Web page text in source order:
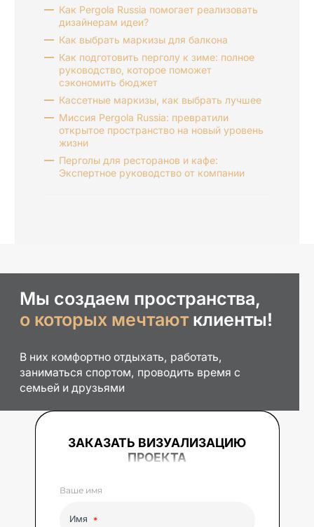
Как Pergola Russia помогает реализовать
дизайнерам идеи?
Как выбрать маркизы для балкона
Как подготовить перголу к зиме: полное
руководство, которое поможет
сэкономить бюджет
Кассетные маркизы, как выбрать лучшее
Миссия Pergola Russia: превратили
открытое пространство на новый уровень
жизни
Перголы для ресторанов и кафе:
Экспертное руководство от компании
Мы создаем пространства,
о которых мечтаютклиенты!
В них комфортно отдыхать, работать,
заниматься спортом, проводить время с
семьей и друзьями
ЗАКАЗАТЬ ВИЗУАЛИЗАЦИЮ
ПРОЕКТА
Ваше имя
Имя